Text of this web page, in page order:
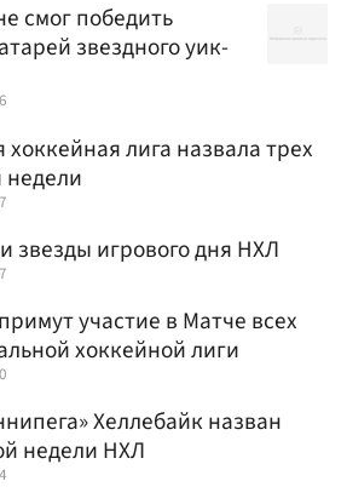
смог победить
звездного уик-
лига назвала трех
недели
звезды игрового дня НХЛ
участие в Матче всех
хоккейной лиги
Хеллебайк назван
недели НХЛ